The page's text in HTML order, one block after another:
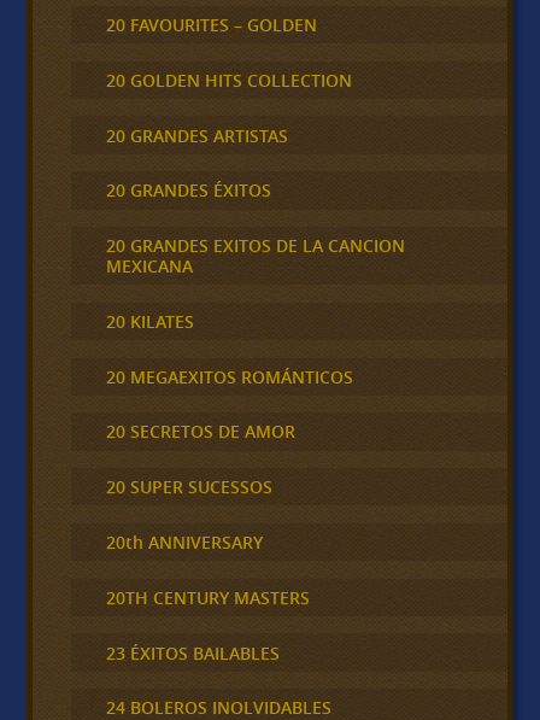
20 FAVOURITES – GOLDEN
20 GOLDEN HITS COLLECTION
20 GRANDES ARTISTAS
20 GRANDES ÉXITOS
20 GRANDES EXITOS DE LA CANCION
MEXICANA
20 KILATES
20 MEGAEXITOS ROMÁNTICOS
20 SECRETOS DE AMOR
20 SUPER SUCESSOS
20th ANNIVERSARY
20TH CENTURY MASTERS
23 ÉXITOS BAILABLES
24 BOLEROS INOLVIDABLES